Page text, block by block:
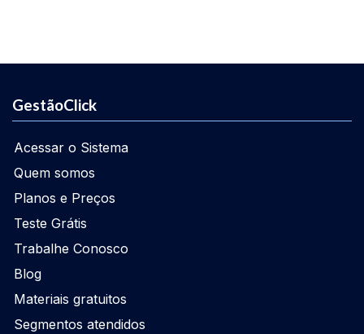
GestãoClick
Acessar o Sistema
Quem somos
Planos e Preços
Teste Grátis
Trabalhe Conosco
Blog
Materiais gratuitos
Segmentos atendidos